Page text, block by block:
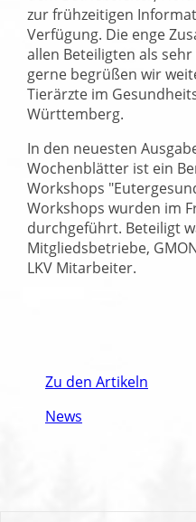
zur frühzeitigen
Verfügung. Die enge
allen Beteiligten als
gerne begrüßen wir
Tierärzte im
Württemberg.
In den neuesten
Wochenblätter ist ein
Workshops
Workshops wurden im
durchgeführt. Beteiligt
Mitgliedsbetriebe,
LKV Mitarbeiter.
Zu den Artikeln
News